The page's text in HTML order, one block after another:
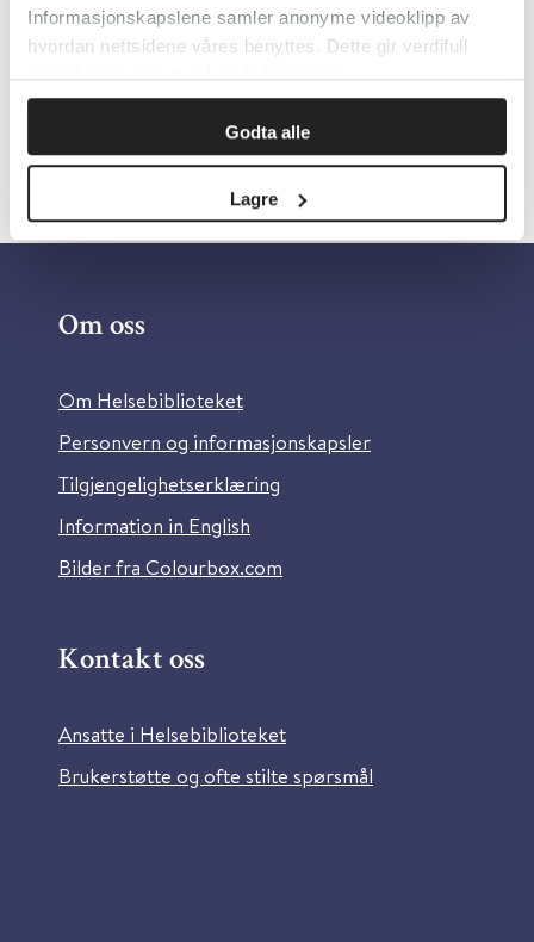
Informasjonskapslene samler anonyme videoklipp av
hvordan nettsidene våres benyttes. Dette gir verdifull
innsikt som gjør at vi kan forbedre oss.
Godta alle
Lagre
PharmaSafe 2025
Om oss
Om Helsebiblioteket
Personvern og informasjonskapsler
Tilgjengelighetserklæring
Information in English
Bilder fra Colourbox.com
Kontakt oss
Ansatte i Helsebiblioteket
Brukerstøtte og ofte stilte spørsmål